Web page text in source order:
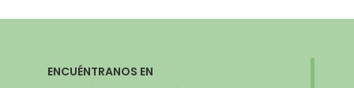
ENCUÉNTRANOS EN